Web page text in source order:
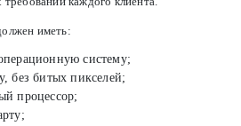
иметь:
систему;
без битых пикселей;
процессор;